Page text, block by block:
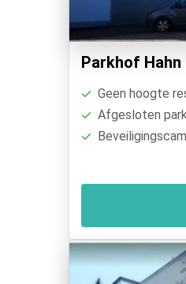
Parkhof Hahn
Geen hoogte
Afgesloten